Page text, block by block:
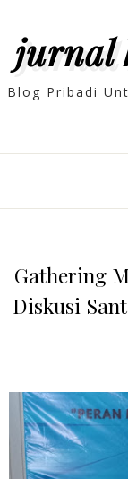
jurnal
Blog Pribadi
Gathering
Diskusi